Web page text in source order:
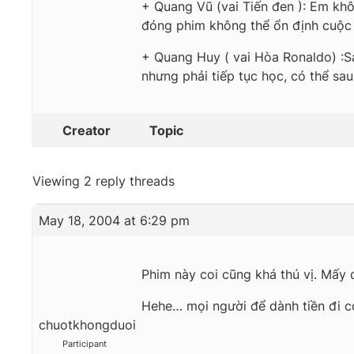
+ Quang Vũ (vai Tiến đen ): Em
đóng phim không thể ổn định cuộc
+ Quang Huy ( vai Hòa Ronaldo)
nhưng phải tiếp tục học, có thể
Creator Topic
Viewing 2 reply threads
May 18, 2004 at 6:29 pm
chuotkhongduoi
Participant
Phim này coi cũng khá thú vị.
Hehe… mọi người để dành tiền đi